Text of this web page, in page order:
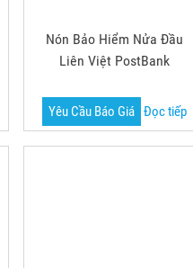
Nón Bảo Hiểm Nửa Đầu
Liên Việt PostBank
Yêu Cầu Báo Giá Đọc tiếp